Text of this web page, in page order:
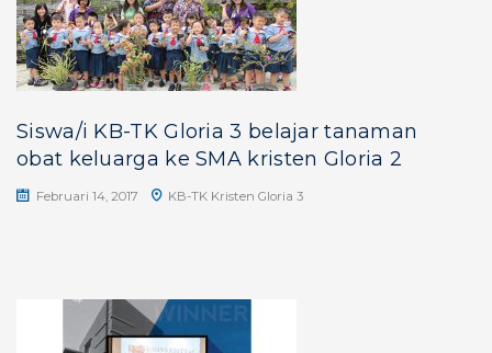
Siswa/i KB-TK Gloria 3 belajar tanaman
obat keluarga ke SMA kristen Gloria 2
Februari 14, 2017 KB-TK Kristen Gloria 3